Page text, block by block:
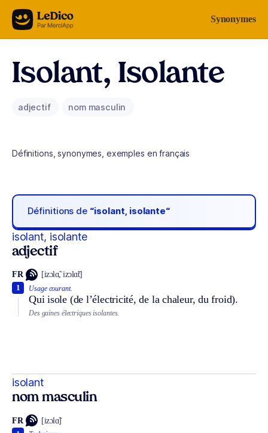
Aller au contenu Synonymes
Isolant, Isolante
adjectif nom masculin
Définitions, synonymes, exemples en français
Définitions de “isolant, isolante“
isolant, isolante
adjectif
FR [izɔlɑ̃, izɔlɑ̃t]
Usage courant.
Qui isole (de l’électricité, de la chaleur, du froid).
1
Des gaines électriques isolantes.
isolant
nom masculin
FR [izɔlɑ̃]